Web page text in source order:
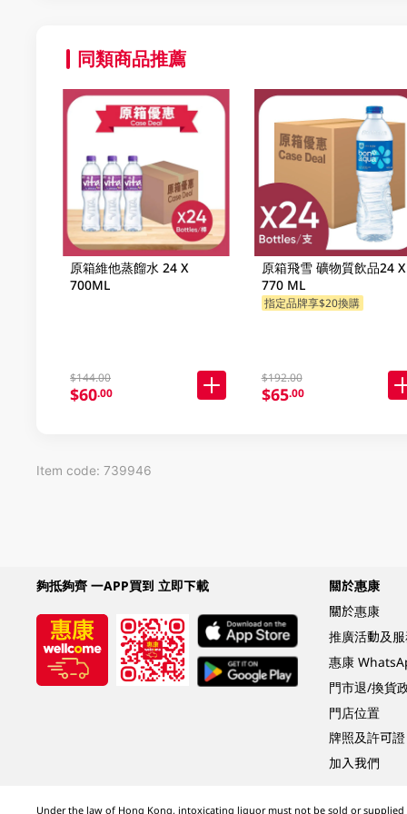
同類商品推薦
原箱維他蒸餾水 24 X
700ML
$144.00
$60.00
原箱飛雪 礦物質飲品24 X
770 ML
指定品牌享$20換購
$192.00
$65.00
Item code: 739946
夠抵夠齊 一APP買到 立即下載
關於惠康
關於惠康
推廣活動及
惠康
門市退/換貨
門店位置
牌照及許可證
加入我們
Under the law of Hong Kong, intoxicating liquor must not be sold or